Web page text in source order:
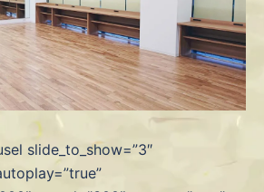
slide_to_show=”3″